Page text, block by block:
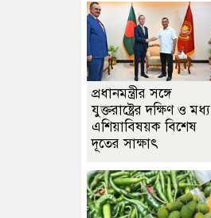
প্রধানমন্ত্রীর সঙ্গে
যুক্তরাষ্ট্রের দক্ষিণ ও মধ্য
এশিয়াবিষয়ক বিশেষ
দূতের সাক্ষাৎ